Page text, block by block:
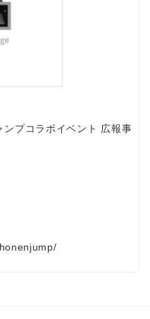
プコラボイベント 広報事